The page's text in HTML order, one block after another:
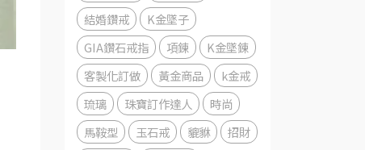
結婚鑽戒
K金墜子
GIA鑽石戒指
項鍊
K金墜鍊
客製化訂做
黃金商品
k金戒
琉璃
珠寶訂作達人
時尚
馬鞍型
玉石戒 貔貅
招財